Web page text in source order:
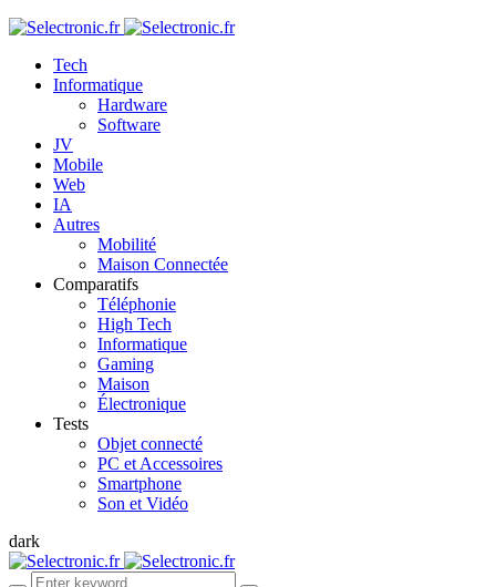
Tech
Informatique
Hardware
Software
JV
Mobile
Web
IA
Autres
Mobilité
Maison Connectée
Comparatifs
Téléphonie
High Tech
Informatique
Gaming
Maison
Électronique
Tests
Objet connecté
PC et Accessoires
Smartphone
Son et Vidéo
dark